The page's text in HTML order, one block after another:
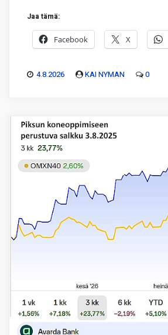
Jaa tämä:
Facebook X
4.8.2026 KAI NYMAN 0